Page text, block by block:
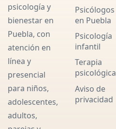
psicología y
bienestar en
Puebla, con
atención en
línea y
presencial
para niños,
adolescentes,
adultos,
Psicólogos
en Puebla
Psicología
infantil
Terapia
psicológica
Aviso de
privacidad